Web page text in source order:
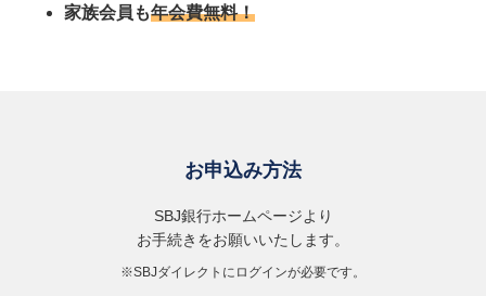
家族会員も年会費無料！
お申込み方法
SBJ銀行ホームページより
お手続きをお願いいたします。
※SBJダイレクトにログインが必要です。